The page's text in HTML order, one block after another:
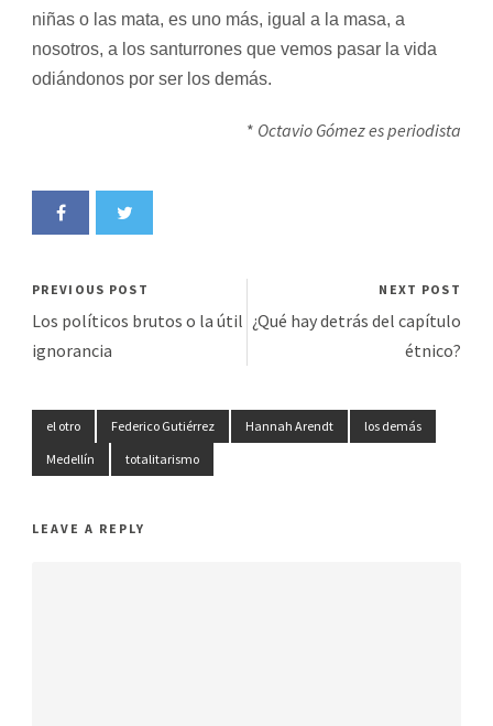
niñas o las mata, es uno más, igual a la masa, a
nosotros, a los santurrones que vemos pasar la vida
odiándonos por ser los demás.
* Octavio Gómez es periodista
PREVIOUS POST
Los políticos brutos o la útil
ignorancia
NEXT POST
¿Qué hay detrás del capítulo
étnico?
el otro Federico Gutiérrez Hannah Arendt
los demás
Medellín
totalitarismo
LEAVE A REPLY